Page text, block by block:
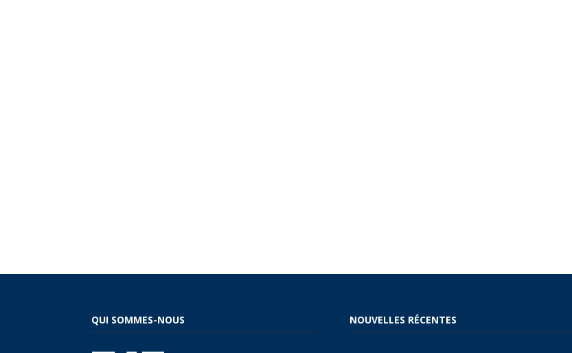
QUI SOMMES-NOUS NOUVELLES RÉCENTES